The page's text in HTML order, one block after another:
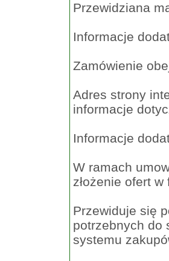
Przewidziana
Informacje
Zamówienie
Adres strony
informacje
Informacje
W ramach
złożenie ofert
Przewiduje się
potrzebnych do
systemu